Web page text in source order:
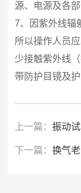
源、电源及各
7、因紫外线辐
所以操作人员
少接触紫外线
带防护目镜及护
上一篇：振动
下一篇：换气